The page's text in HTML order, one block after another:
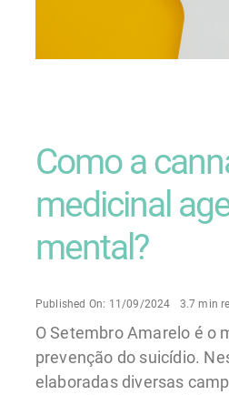
Como a
medicinal
mental?
Published On: 11/09/2024 3.7 min
O Setembro Amarelo é o
prevenção do suicídio.
elaboradas diversas